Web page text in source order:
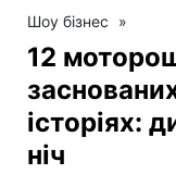
Шоу бізнес »
12
історіях:
ніч